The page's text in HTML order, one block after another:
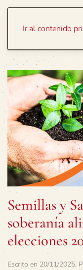
Ir al contenido
Semillas y
soberanía
elecciones
Escrito en 20/11/2025.